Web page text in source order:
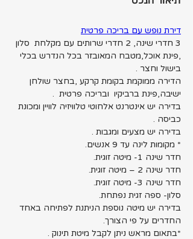
דירת נופש עם בריכה פרטית
3 חדרי שינה, 2 חדרי שרותים עם מקלחת  סלון
,פינת אוכל,מטבח המאובזר בכל הנדרש בכלי
בישול וחצר .
הדירה ממוקמת בקומת קרקע ,בחצר שולחן
ישיבה,פינת ברביקיו  ובריכה פרטית  .
בדירה יש אינטרנט אלחוטי טלוויזיה לוויין ומכונת
כביסה .
בדירה יש מצעים ומגבות .
* מקומות לינה עד 9 אנשים.
חדר שינה 1- מיטה זוגית.
חדר שינה 2 – מיטה זוגית.
חדר שינה 3- מיטה זוגית.
סלון- ספה זגית נפתחת.
בדירה יש מיטה נוספת הניתנת לפתיחה באחד
החדרים על פי הצורך.
*בתאום מראש ניתן לקבל מיטת תינוק .